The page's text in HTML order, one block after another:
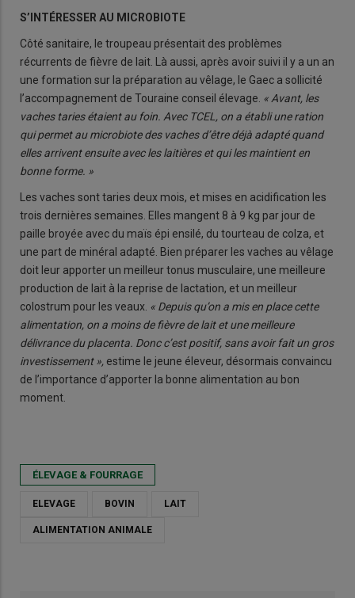
S’INTÉRESSER AU MICROBIOTE
Côté sanitaire, le troupeau présentait des problèmes
récurrents de fièvre de lait. Là aussi, après avoir suivi il y a un an
une formation sur la préparation au vêlage, le Gaec a sollicité
l’accompagnement de Touraine conseil élevage. « Avant, les
vaches taries étaient au foin. Avec TCEL, on a établi une ration
qui permet au microbiote des vaches d’être déjà adapté quand
elles arrivent ensuite avec les laitières et qui les maintient en
bonne forme. »
Les vaches sont taries deux mois, et mises en acidification les
trois dernières semaines. Elles mangent 8 à 9 kg par jour de
paille broyée avec du maïs épi ensilé, du tourteau de colza, et
une part de minéral adapté. Bien préparer les vaches au vêlage
doit leur apporter un meilleur tonus musculaire, une meilleure
production de lait à la reprise de lactation, et un meilleur
colostrum pour les veaux. « Depuis qu’on a mis en place cette
alimentation, on a moins de fièvre de lait et une meilleure
délivrance du placenta. Donc c’est positif, sans avoir fait un gros
investissement », estime le jeune éleveur, désormais convaincu
de l’importance d’apporter la bonne alimentation au bon
moment.
ÉLEVAGE & FOURRAGE
ELEVAGE BOVIN LAIT
ALIMENTATION ANIMALE